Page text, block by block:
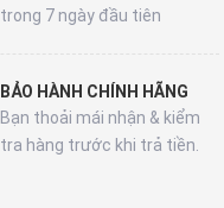
trong 7 ngày đầu tiên
BẢO HÀNH CHÍNH HÃNG
Bạn thoải mái nhận & kiểm
tra hàng trước khi trả tiền.